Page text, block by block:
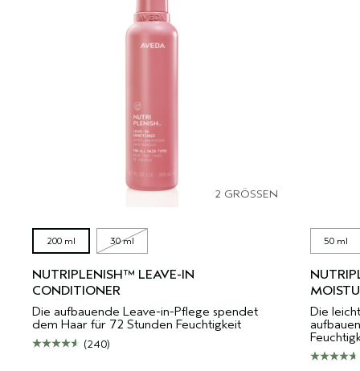
2 GRÖSSEN
200 ml 30 ml
NUTRIPLENISH™ LEAVE-IN
CONDITIONER
Die aufbauende Leave-in-Pflege spendet
dem Haar für 72 Stunden Feuchtigkeit
(240)
50 ml
Die